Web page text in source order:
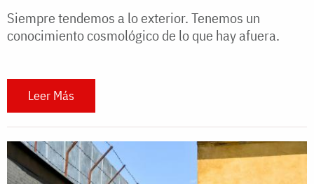
Siempre tendemos a lo exterior. Tenemos un
conocimiento cosmológico de lo que hay afuera.
Leer Más